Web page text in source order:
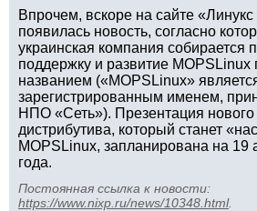
Впрочем, вскоре на сайте
появилась новость, согласно
украинская компания собирается
поддержку и развитие
названием («MOPSLinux»
зарегистрированным именем,
НПО «Сеть»). Презентация
дистрибутива, который станет
MOPSLinux, запланирована на 19
года.
Постоянная ссылка к новости:
https://www.nixp.ru/news/10348.html.